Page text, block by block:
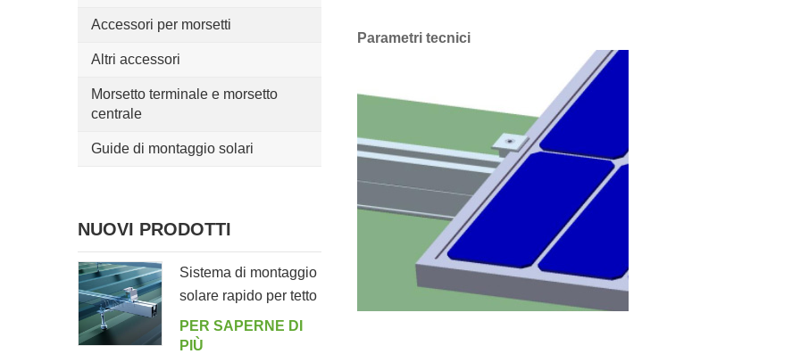
Parametri tecnici
Accessori per morsetti
Altri accessori
Morsetto terminale e morsetto
centrale
Guide di montaggio solari
NUOVI PRODOTTI
Sistema di montaggio
solare rapido per tetto
in lamiera con bullone
di sospensione
PER SAPERNE DI
PIÙ